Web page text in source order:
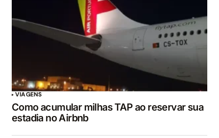
VIAGENS
Como acumular milhas TAP ao reservar sua
estadia no Airbnb